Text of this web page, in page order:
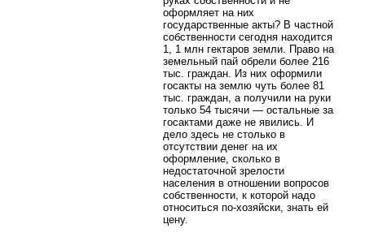
оформляет на них
государственные акты? В частной
собственности сегодня находится
1, 1 млн гектаров земли. Право на
земельный пай обрели более 216
тыс. граждан. Из них оформили
госакты на землю чуть более 81
тыс. граждан, а получили на руки
только 54 тысячи — остальные за
госактами даже не явились. И
дело здесь не столько в
отсутствии денег на их
оформление, сколько в
недостаточной зрелости
населения в отношении вопросов
собственности, к которой надо
относиться по-хозяйски, знать ей
цену.